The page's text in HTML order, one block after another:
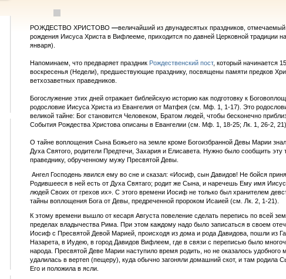
РОЖДЕСТВО ХРИСТОВО —величайший из двунадесятых праздников,
рождения Иисуса Христа в Вифлееме, приходится по давней Церковной традиции
января).
Напоминаем, что предваряет праздник Рождественский пост, который начинается
воскресенья (Недели), предшествующие празднику, посвящены памяти предков
ветхозаветных праведников.
Богослужение этих дней отражает библейскую историю как подготовку к
родословие Иисуса Христа из Евангелия от Матфея (см. Мф. 1, 1-17). Это
великой тайне: Бог становится Человеком, Братом людей, чтобы бесконечно
События Рождества Христова описаны в Евангелии (см. Мф. 1, 18-25; Лк. 1, 26-2, 21).
О тайне воплощения Сына Божьего на земле кроме Богоизбранной Девы Марии
Духа Святого, родители Предтечи, Захария и Елисавета. Нужно было сообщить эту
праведнику, обрученному мужу Пресвятой Девы.
Ангел Господень явился ему во сне и сказал: «Иосиф, сын Давидов! Не бойся
Родившееся в ней есть от Духа Святаго; родит же Сына, и наречешь Ему имя
людей Своих от грехов их». С этого времени Иосиф не только был хранителем
тайны воплощения Бога от Девы, предреченной пророком Исаией (см. Лк. 2, 1-21).
К этому времени вышло от кесаря Августа повеление сделать перепись по всей
пределах владычества Рима. При этом каждому надо было записаться в своем
Иосиф с Пресвятой Девой Марией, происходя из дома и рода Давидова, пошли из
Назарета, в Иудею, в город Давидов Вифлеем, где в связи с переписью было
народа. Пресвятой Деве Марии наступило время родить, но не оказалось удобного
удалилась в вертеп (пещеру), куда обычно загоняли домашний скот, и там родила
Его и положила в ясли.